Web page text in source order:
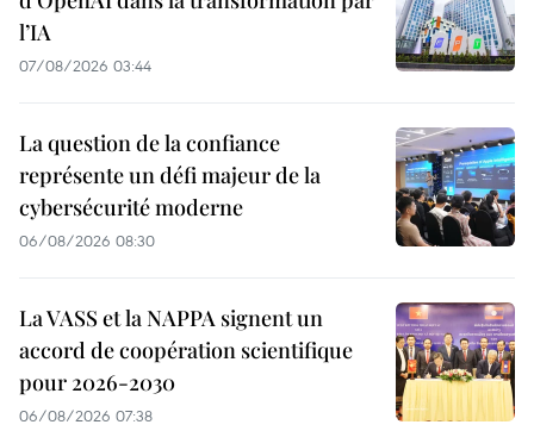
l’IA
07/08/2026 03:44
La question de la confiance
représente un défi majeur de la
cybersécurité moderne
06/08/2026 08:30
La VASS et la NAPPA signent un
accord de coopération scientifique
pour 2026-2030
06/08/2026 07:38